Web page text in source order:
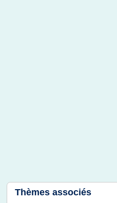
Thèmes associés